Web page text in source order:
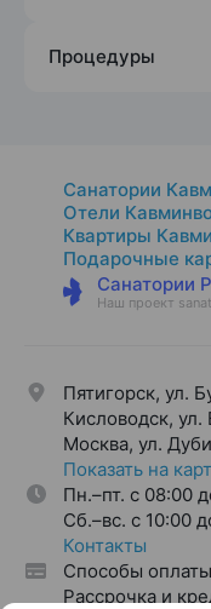
Процедуры
Санатории
Отели
Квартиры
Подарочные
Санатории
Наш проект
Пятигорск, ул.
Кисловодск, ул.
Москва, ул.
Показать на
Пн.–пт. с 08:00
Cб.–вс. с 10:00
Контакты
Способы оплаты
Рассрочка и